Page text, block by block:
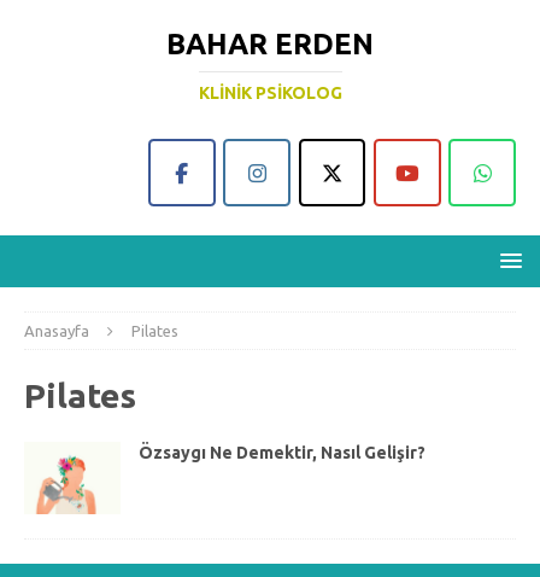
BAHAR ERDEN
KLINIK PSIKOLOG
Anasayfa Pilates
Pilates
Özsaygı Ne Demektir, Nasıl Gelişir?